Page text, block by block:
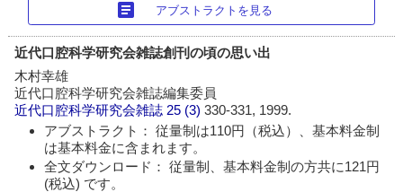
article アブストラクトを見る
近代口腔科学研究会雑誌創刊の頃の思い出
木村幸雄
近代口腔科学研究会雑誌編集委員
近代口腔科学研究会雑誌 25 (3)330-331, 1999.
アブストラクト： 従量制は110円（税込）、基本料金制
は基本料金に含まれます。
全文ダウンロード： 従量制、基本料金制の方共に121円
(税込) です。